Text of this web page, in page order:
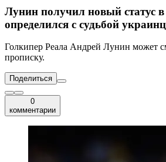
Лунин получил новый статус
определился с судьбой
Голкипер Реала Андрей Лунин может
прописку.
Поделиться
0
комментарии